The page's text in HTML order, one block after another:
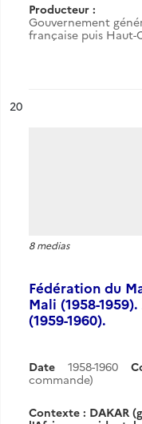
Producteur :
Gouvernement
française puis Haut-
n°
20
8 medias
Fédération du
Mali (1958-
(1959-1960).
Date 1958-1960
commande)
Contexte : DAKAR